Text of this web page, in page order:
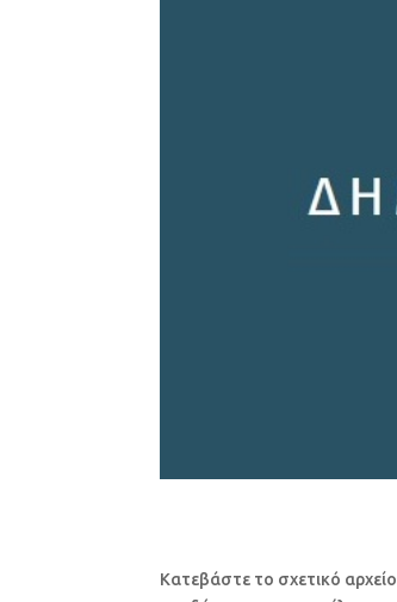
Κατεβάστε το σχετικό